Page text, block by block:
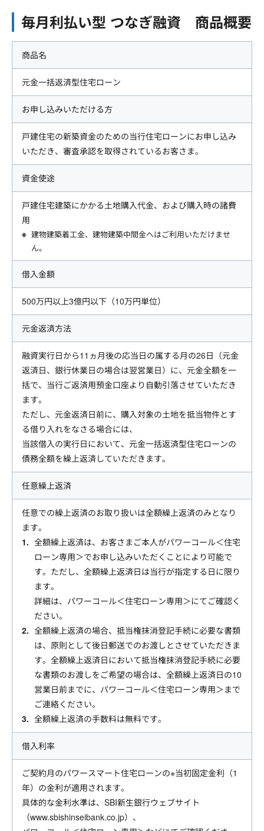
毎月利払い型 つなぎ融資 商品概要
商品名
元金一括返済型住宅ローン
お申し込みいただける方
戸建住宅の新築資金のための当行住宅ローンにお申し込み
いただき、審査承認を取得されているお客さま。
資金使途
戸建住宅建築にかかる土地購入代金、および購入時の諸費
用
建物建築着工金、建物建築中間金へはご利用いただけませ
ん。
借入金額
500万円以上3億円以下（10万円単位）
元金返済方法
融資実行日から11ヵ月後の応当日の属する月の26日（元金
返済日、銀行休業日の場合は翌営業日）に、元金全額を一
括で、当行ご返済用預金口座より自動引落させていただき
ます。
ただし、元金返済日前に、購入対象の土地を抵当物件とす
る借り入れをなさる場合には、
当該借入の実行日において、元金一括返済型住宅ローンの
債務全額を繰上返済していただきます。
任意繰上返済
任意での繰上返済のお取り扱いは全額繰上返済のみとなり
ます。
全額繰上返済は、お客さまご本人がパワーコール＜住宅
ローン専用＞でお申し込みいただくことにより可能で
す。ただし、全額繰上返済日は当行が指定する日に限り
ます。
詳細は、パワーコール＜住宅ローン専用＞にてご確認く
ださい。
全額繰上返済の場合、抵当権抹消登記手続に必要な書類
は、原則として後日郵送でのお渡しとさせていただきま
す。全額繰上返済日において抵当権抹消登記手続に必要
な書類のお渡しをご希望の場合は、全額繰上返済日の10
営業日前までに、パワーコール＜住宅ローン専用＞まで
ご連絡ください。
全額繰上返済の手数料は無料です。
借入利率
ご契約月のパワースマート住宅ローンの※当初固定金利（1
年）の金利が適用されます。
具体的な金利水準は、SBI新生銀行ウェブサイト
（www.sbishinseibank.co.jp）、